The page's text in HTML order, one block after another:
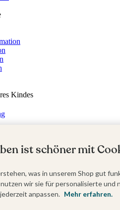
Kindes
ist schöner mit
was in unserem Shop gut
wir sie für personalisierte
anpassen. Mehr erfahren.